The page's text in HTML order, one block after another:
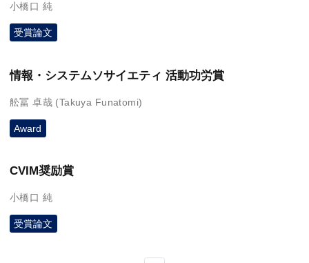
小橋口 純
受賞論文
情報・システムソサイエティ 活動功労賞
舩冨 卓哉 (Takuya Funatomi)
Award
CVIM奨励賞
小橋口 純
受賞論文